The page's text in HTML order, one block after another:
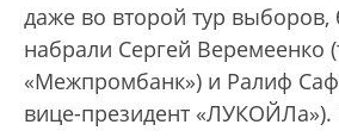
даже во второй тур
набрали Сергей Веремеенко
«Межпромбанк») и Ралиф
вице-президент